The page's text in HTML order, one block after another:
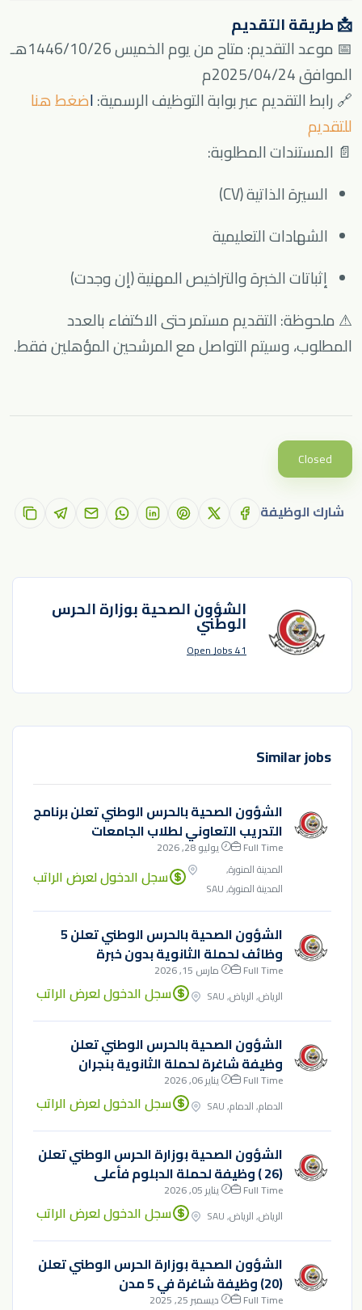
📩 طريقة التقديم
📅 موعد التقديم: متاح من يوم الخميس 1446/10/26هـ
الموافق 2025/04/24م
🔗 رابط التقديم عبر بوابة التوظيف الرسمية:اضغط هنا
للتقديم
📄 المستندات المطلوبة:
السيرة الذاتية (CV)
الشهادات التعليمية
إثباتات الخبرة والتراخيص المهنية (إن وجدت)
⚠ ملحوظة: التقديم مستمر حتى الاكتفاء بالعدد
المطلوب، وسيتم التواصل مع المرشحين المؤهلين فقط.
Closed
شارك الوظيفة
الشؤون الصحية بوزارة الحرس
الوطني
41 Open Jobs
Similar jobs
الشؤون الصحية بالحرس الوطني تعلن برنامج
التدريب التعاوني لطلاب الجامعات
Full Time
يوليو 28, 2026
المدينة المنورة,
المدينة المنورة, SAU
سجل الدخول لعرض الراتب
الشؤون الصحية بالحرس الوطني تعلن 5
وظائف لحملة الثانوية بدون خبرة
Full Time
مارس 15, 2026
الرياض, الرياض, SAU
سجل الدخول لعرض الراتب
الشؤون الصحية بالحرس الوطني تعلن
وظيفة شاغرة لحملة الثانوية بنجران
Full Time
يناير 06, 2026
الدمام, الدمام, SAU
سجل الدخول لعرض الراتب
الشؤون الصحية بوزارة الحرس الوطني تعلن
(26 ) وظيفة لحملة الدبلوم فأعلى
Full Time
يناير 05, 2026
الرياض, الرياض, SAU
سجل الدخول لعرض الراتب
الشؤون الصحية بوزارة الحرس الوطني تعلن
(20) وظيفة شاغرة في 5 مدن
Full Time
ديسمبر 25, 2025